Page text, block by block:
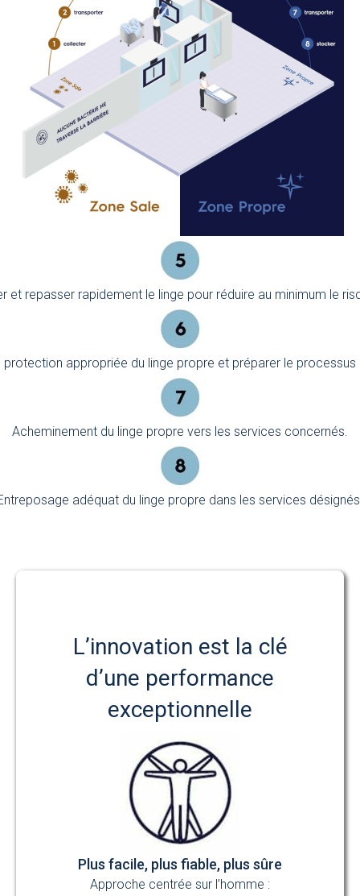
et repasser rapidement le linge pour réduire au minimum le
protection appropriée du linge propre et préparer le processus
Acheminement du linge propre vers les services concernés.
adéquat du linge propre dans les services
L’innovation est la clé
d’une performance
exceptionnelle
Plus facile, plus fiable, plus sûre
Approche centrée sur l’homme :